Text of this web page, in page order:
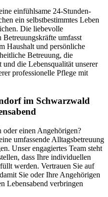
einfühlsame 24-Stunden-
ein selbstbestimmtes Leben
Die liebevolle
umfasst
Haushalt und persönliche
Betreuung, die
die Lebensqualität unserer
professionelle Pflege mit
im Schwarzwald
oder einen Angehörigen?
umfassende Alltagsbetreuung
Unser engagiertes Team steht
dass Ihre individuellen
werden. Vertrauen Sie auf
Sie oder Ihre Angehörigen
Lebensabend verbringen